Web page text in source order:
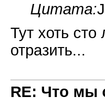
Цитата:
Тут хоть
отразить...
RE: Что мы